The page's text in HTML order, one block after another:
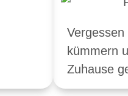
kümmern
Zuhause